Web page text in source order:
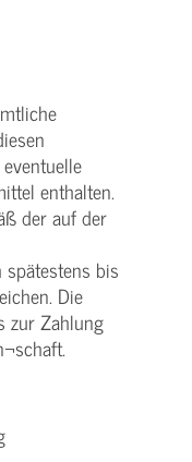
enthalten.
der auf der
bis
Die
zur Zahlung